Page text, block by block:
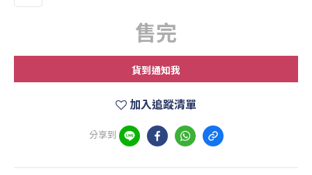
售完
貨到通知我
加入追蹤清單
分享到